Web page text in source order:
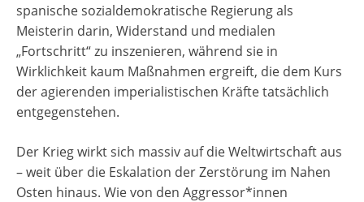
spanische sozialdemokratische Regierung als
Meisterin darin, Widerstand und medialen
„Fortschritt“ zu inszenieren, während sie in
Wirklichkeit kaum Maßnahmen ergreift, die dem Kurs
der agierenden imperialistischen Kräfte tatsächlich
entgegenstehen.
Der Krieg wirkt sich massiv auf die Weltwirtschaft aus
– weit über die Eskalation der Zerstörung im Nahen
Osten hinaus. Wie von den Aggressor*innen